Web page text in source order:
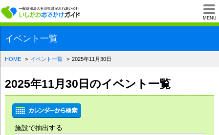
MENU
一般財団法人石川
イベント一覧
HOME イベント一覧 2025年11月30日
2025年11月30日のイベント一覧
施設で抽出する